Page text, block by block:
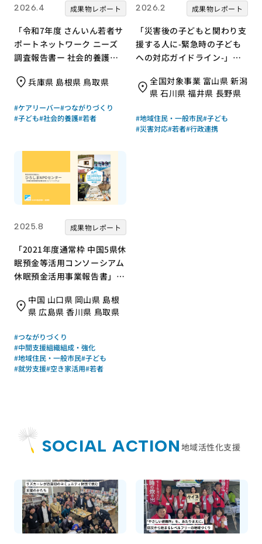
2026.4 成果物レポート
「令和7年度 さんいん若者サ
ポートネットワーク ニーズ
調査報告書ー 社会的養護の
｜さんいん若者サポートネッ
ワーカーズコープ・センター
事業団）｜成果物レポート
兵庫県 島根県 鳥取県
#ケアリーバー#つながりづくり
#子ども#社会的養護#若者
2026.2 成果物レポート
「災害後の子どもと関わり支
援する人に-緊急時の子ども
への対応ガイドライン-」｜
こどもの城いきいきプロジェ
クト｜成果物レポート
全国対象事業 富山県 新潟
県 石川県 福井県 長野県
#地域住民・一般市民#子ども
#災害対応#若者#行政連携
2025.8 成果物レポート
「2021年度通常枠 中国5県休
眠預金等活用コンソーシアム
休眠預金活用事業報告書」を
ろしまNPOセンター（中国5
県休眠預金等活用コンソーシ
中国 山口県 岡山県 島根
県 広島県 香川県 鳥取県
#つながりづくり
#中間支援組織組成・強化
#地域住民・一般市民#子ども
#就労支援#空き家活用#若者
SOCIAL ACTION 地域活性化支援